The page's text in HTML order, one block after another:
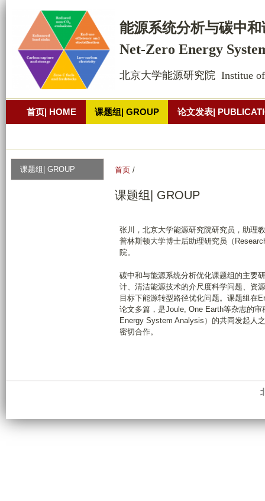
转
页
主
要
能源系统分析与碳中
Net-Zero Energy
北京大学能源研究院  Institue
首页| HOME 课题组| GROUP 论文发表|
首页 /
课题组| GROUP
张川，北京大学能源研究院研究员，助理
普林斯顿大学博士后助理研究员（
院。
碳中和与能源系统分析优化课题组的主要
计、清洁能源技术的介尺度科学问题、资
目标下能源转型路径优化问题。课题组在
论文多篇，是Joule, One Earth等杂志的
Energy System Analysis）的共同发起人
密切合作。
课题组| GROUP